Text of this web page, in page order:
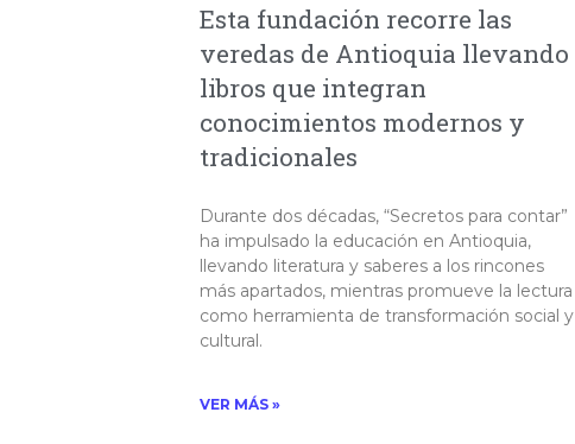
Esta fundación recorre las
veredas de Antioquia llevando
libros que integran
conocimientos modernos y
tradicionales
Durante dos décadas, “Secretos para contar”
ha impulsado la educación en Antioquia,
llevando literatura y saberes a los rincones
más apartados, mientras promueve la lectura
como herramienta de transformación social y
cultural.
VER MÁS »